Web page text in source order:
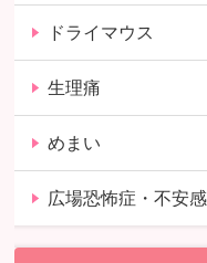
ドライマウス
生理痛
めまい
広場恐怖症・不安感